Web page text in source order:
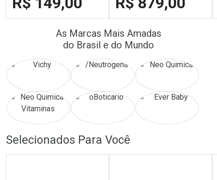
FECHAR
FECHAR
Por Menos Laboratório
Por Menos
As Marcas Mais Amadas
do Brasil e do Mundo
Selecionados Para Você